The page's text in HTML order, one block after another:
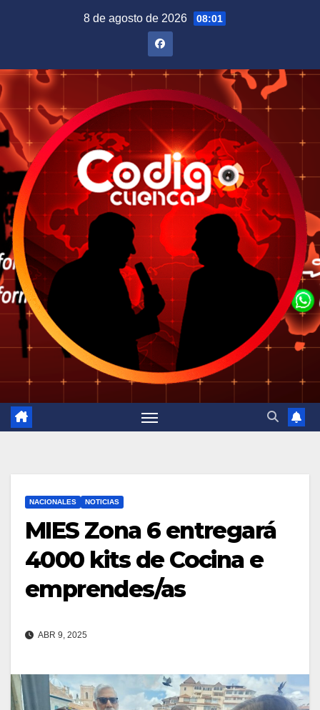
8 de agosto de 2026 08:01
NACIONALES NOTICIAS
MIES Zona 6 entregará
4000 kits de Cocina e
emprendes/as
ABR 9, 2025